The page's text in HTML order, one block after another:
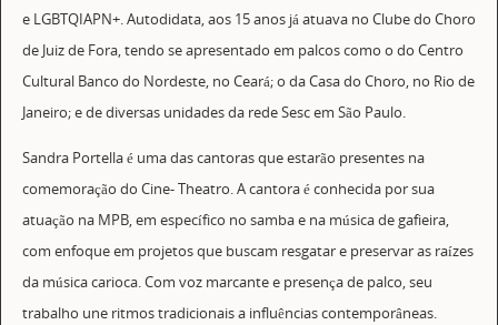
e LGBTQIAPN+. Autodidata, aos 15 anos já atuava no Clube do Choro
de Juiz de Fora, tendo se apresentado em palcos como o do Centro
Cultural Banco do Nordeste, no Ceará; o da Casa do Choro, no Rio de
Janeiro; e de diversas unidades da rede Sesc em São Paulo.
Sandra Portella é uma das cantoras que estarão presentes na
comemoração do Cine- Theatro. A cantora é conhecida por sua
atuação na MPB, em específico no samba e na música de gafieira,
com enfoque em projetos que buscam resgatar e preservar as raízes
da música carioca. Com voz marcante e presença de palco, seu
trabalho une ritmos tradicionais a influências contemporâneas.